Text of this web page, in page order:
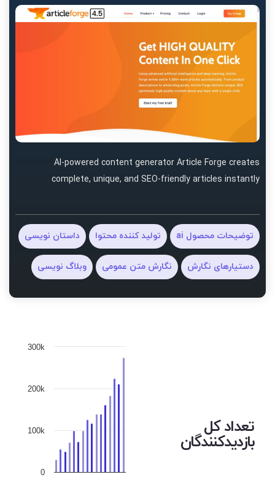
AI-powered content generator Article Forge creates
complete, unique, and SEO-friendly articles instantly
توضیحات محصول ai تولید کننده محتوا داستان نویسی
دستیارهای نگارش نگارش متن عمومی وبلاگ نویسی
تعداد کل
بازدیدکنندگان
0
100k
200k
300k